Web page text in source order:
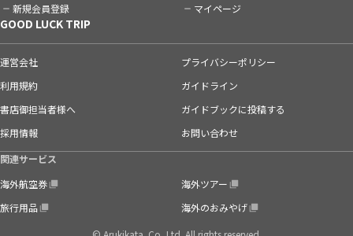
新規会員登録 マイページ
GOOD LUCK TRIP
運営会社
プライバシーポリシー
利用規約
ガイドライン
書店御担当者様へ
ガイドブックに投稿する
採用情報
お問い合わせ
関連サービス
海外航空券
海外ツアー
旅行用品
海外のおみやげ